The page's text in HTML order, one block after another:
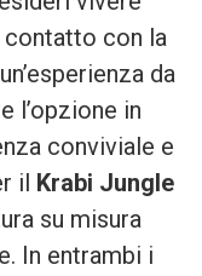
contatto con la
da
l’opzione in
conviviale e
il Krabi Jungle
su misura
In entrambi i